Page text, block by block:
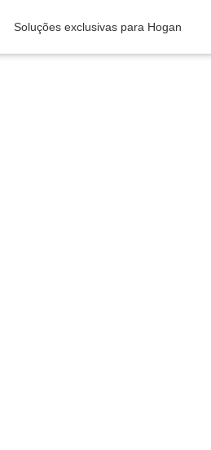
Soluções exclusivas para Hogan